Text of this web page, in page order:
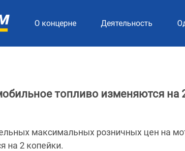
О концерне Деятельность
топливо изменяются на
максимальных розничных цен на
на 2 копейки.